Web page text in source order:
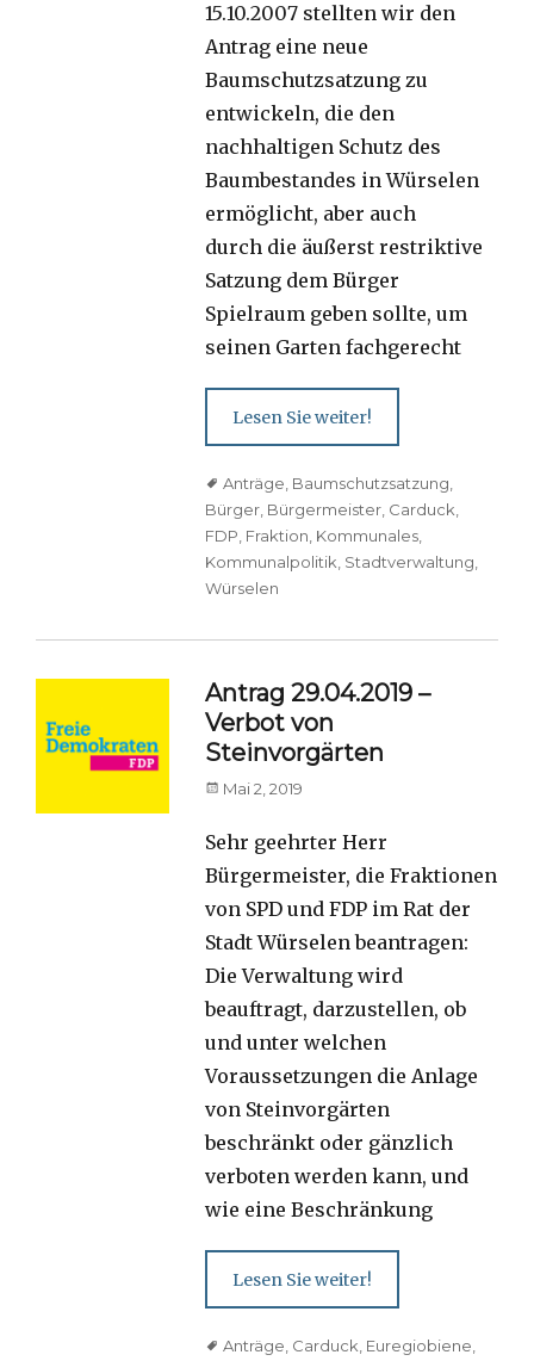
15.10.2007 stellten wir den
Antrag eine neue
Baumschutzsatzung zu
entwickeln, die den
nachhaltigen Schutz des
Baumbestandes in Würselen
ermöglicht, aber auch
durch die äußerst restriktive
Satzung dem Bürger
Spielraum geben sollte, um
seinen Garten fachgerecht
Lesen Sie weiter!
TagsAnträge Baumschutzsatzung
Bürger Bürgermeister Carduck
FDP Fraktion Kommunales
Kommunalpolitik Stadtverwaltung
Würselen
Antrag 29.04.2019 –
Verbot von
Steinvorgärten
Posted
Mai 2, 2019
Sehr geehrter Herr
Bürgermeister, die Fraktionen
von SPD und FDP im Rat der
Stadt Würselen beantragen:
Die Verwaltung wird
beauftragt, darzustellen, ob
und unter welchen
Voraussetzungen die Anlage
von Steinvorgärten
beschränkt oder gänzlich
verboten werden kann, und
wie eine Beschränkung
Lesen Sie weiter!
TagsAnträge, Carduck, Euregiobiene,